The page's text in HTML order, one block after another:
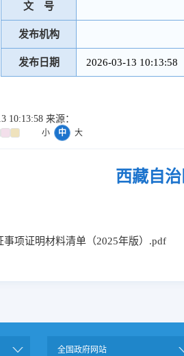
文 号
发布机构
发布日期 2026-03-13 10:13:58
10:13:58 来源：
小 中 大
西藏自
事项证明材料清单（2025年版）.pdf
全国政府网站